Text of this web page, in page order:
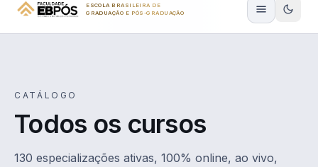
ESCOLA BRASILEIRA DE
GRADUAÇÃO E PÓS-GRADUAÇÃO
CATÁLOGO
Todos os cursos
130 especializações ativas, 100% online, ao vivo,